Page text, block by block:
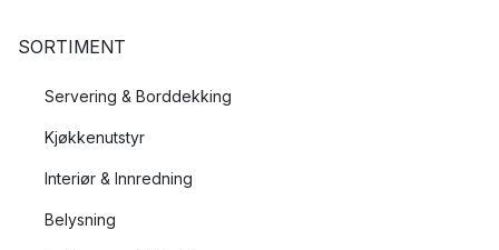
SORTIMENT
Servering & Borddekking
Kjøkkenutstyr
Interiør & Innredning
Belysning